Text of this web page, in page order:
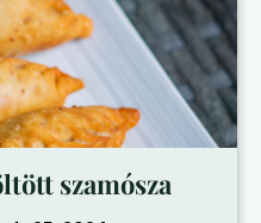
szamósza